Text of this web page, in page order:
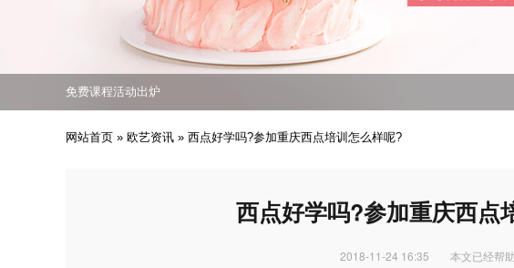
免费课程活动出炉
专业西点技能职业培训
培养众多西点技能人才
免费课程活动出炉
专业西点技能职业培训
网站首页 » 欧艺资讯 » 西点好学吗?参加重庆西点培训怎么样呢?
西点好学吗?参加重庆西点
2018-11-24 16:35 本文已经帮